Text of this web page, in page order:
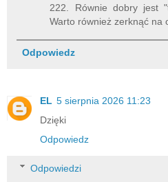
222. Równie dobry jest
Warto również zerknąć na
Odpowiedz
EL 5 sierpnia 2026 11:23
Dzięki
Odpowiedz
Odpowiedzi